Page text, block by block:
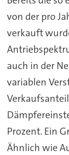
von der pro
verkauft
auch in der
variablen
Prozent. Ein
Ähnlich wie